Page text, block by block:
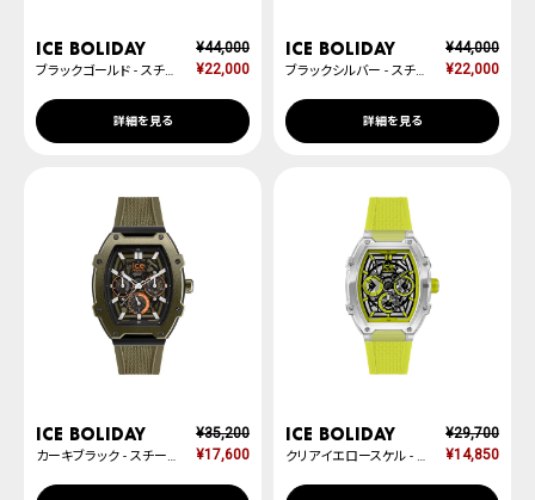
ICE boliday
ブラックゴールド - スチール - ラージ
¥44,000
¥22,000
詳細を見る
ICE boliday
ブラックシルバー - スチール - ラージ
¥44,000
¥22,000
詳細を見る
ICE boliday
カーキブラック - スチール - ミディアム
¥35,200
¥17,600
ICE boliday
クリアイエロースケル - プラスチック - ミディアム - MT
¥29,700
¥14,850